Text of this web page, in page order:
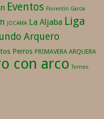
Eventos Florentín García
JOCAMA La Aljaba Liga
Arquero
Perros PRIMAVERA ARQUERA
con arco Torneo